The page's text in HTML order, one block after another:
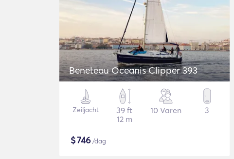
Beneteau Oceanis Clipper 393
Zeiljacht
39 ft
12 m
10 Varen 3
$746/dag